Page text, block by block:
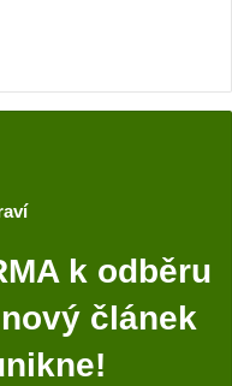
k odběru
článek